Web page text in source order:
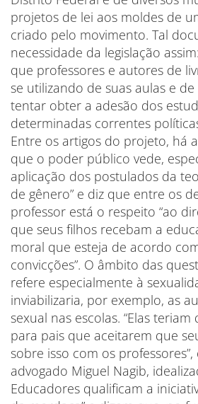
projetos de lei aos moldes de
criado pelo movimento. Tal
necessidade da legislação
que professores e autores de
se utilizando de suas aulas e
tentar obter a adesão dos
determinadas correntes
Entre os artigos do projeto, há
que o poder público vede,
aplicação dos postulados da
de gênero” e diz que entre os
professor está o respeito “ao
que seus filhos recebam a
moral que esteja de acordo
convicções”. O âmbito das
refere especialmente à
inviabilizaria, por exemplo, as
sexual nas escolas. “Elas
para pais que aceitarem que
sobre isso com os professores”,
advogado Miguel Nagib,
Educadores qualificam a